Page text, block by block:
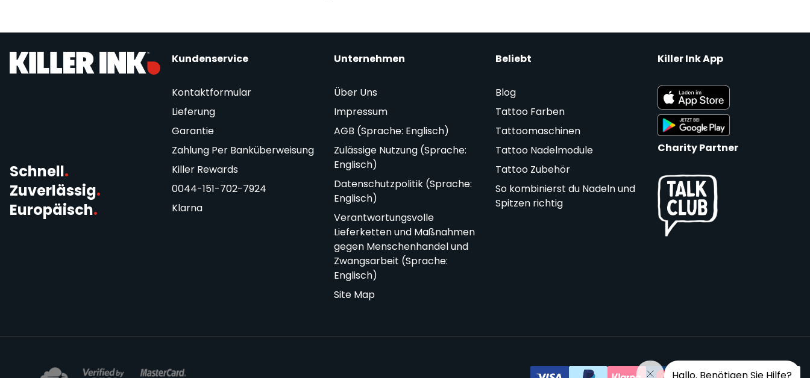
Schnell.
Zuverlässig.
Europäisch.
Kundenservice
Kontaktformular
Lieferung
Garantie
Zahlung Per Banküberweisung
Killer Rewards
0044-151-702-7924
Klarna
Unternehmen
Über Uns
Impressum
AGB (Sprache: Englisch)
Zulässige Nutzung (Sprache:
Englisch)
Datenschutzpolitik (Sprache:
Englisch)
Verantwortungsvolle
Lieferketten und Maßnahmen
gegen Menschenhandel und
Zwangsarbeit (Sprache:
Englisch)
Site Map
Beliebt
Blog
Tattoo Farben
Tattoomaschinen
Tattoo Nadelmodule
Tattoo Zubehör
So kombinierst du Nadeln und
Spitzen richtig
Killer Ink App
Charity Partner